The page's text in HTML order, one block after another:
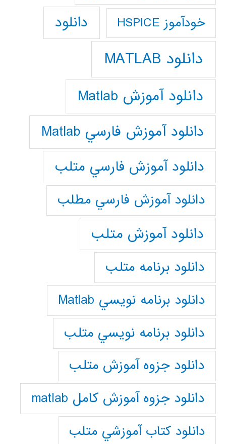
خودآموز HSPICE دانلود
دانلود MATLAB
دانلود آموزش Matlab
دانلود آموزش فارسي Matlab
دانلود آموزش فارسي متلب
دانلود آموزش فارسي مطلب
دانلود آموزش متلب
دانلود برنامه متلب
دانلود برنامه نويسي Matlab
دانلود برنامه نويسي متلب
دانلود جزوه آموزش متلب
دانلود جزوه آموزش کامل matlab
دانلود كتاب آموزشي متلب